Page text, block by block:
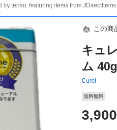
tenso, featuring items from
この商
キュ
ム
Curel
送料無料
3,900